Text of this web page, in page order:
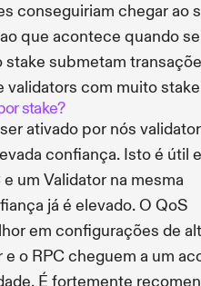
conseguiriam chegar ao
que acontece quando se
submetam
validators com muito
stake?
ativado por nós validator
confiança. Isto é útil
um Validator na mesma
já é elevado. O QoS
em configurações de
o RPC cheguem a um